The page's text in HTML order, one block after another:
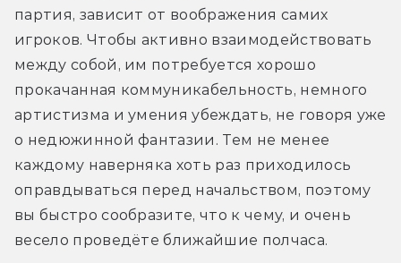
партия, зависит от воображения самих
игроков. Чтобы активно взаимодействовать
между собой, им потребуется хорошо
прокачанная коммуникабельность, немного
артистизма и умения убеждать, не говоря уже
о недюжинной фантазии. Тем не менее
каждому наверняка хоть раз приходилось
оправдываться перед начальством, поэтому
вы быстро сообразите, что к чему, и очень
весело проведёте ближайшие полчаса.